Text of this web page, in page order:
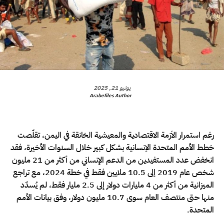
يونيو 21, 2025
Arabefiles Author
رغم استمرار الأزمة الاقتصادية والمعيشية الخانقة في اليمن، تقلّصت
خطط الأمم المتحدة الإنسانية بشكل كبير خلال السنوات الأخيرة، فقد
انخفض عدد المستفيدين من الدعم الإنساني من أكثر من 21 مليون
شخص عام 2019 إلى 10.5 ملايين فقط في خطة 2024، مع تراجع
الميزانية من أكثر من 4 مليارات دولار إلى 2.5 مليار فقط، لم يُسدّد
منها حتى منتصف العام سوى 10.7 مليون دولار، وفق بيانات الأمم
المتحدة.